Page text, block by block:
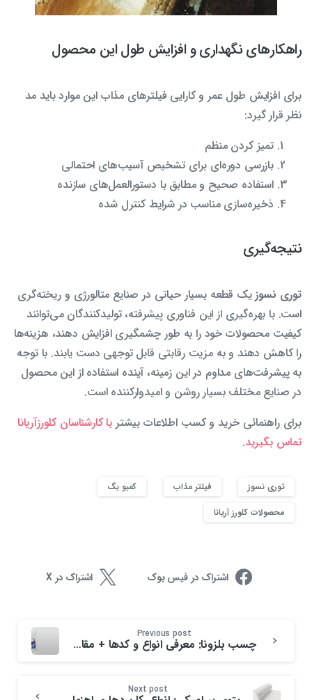
راهکارهای نگهداری و افزایش طول این محصول
برای افزایش طول عمر و کارایی فیلترهای مذاب این موارد باید مد
نظر قرار گیرد:
تمیز کردن منظم
بازرسی دوره‌ای برای تشخیص آسیب‌های احتمالی
استفاده صحیح و مطابق با دستورالعمل‌های سازنده
ذخیره‌سازی مناسب در شرایط کنترل شده
نتیجه‌گیری
توری نسوزیک قطعه بسیار حیاتی در صنایع متالورژی و ریخته‌گری
است. با بهره‌گیری از این فناوری پیشرفته، تولیدکنندگان می‌توانند
کیفیت محصولات خود را به طور چشمگیری افزایش دهند، هزینه‌ها
را کاهش دهند و به مزیت رقابتی قابل توجهی دست یابند. با توجه
به پیشرفت‌های مداوم در این زمینه، آینده استفاده از این محصول
در صنایع مختلف بسیار روشن و امیدوارکننده است.
برای راهنمائی خرید و کسب اطلاعات بیشتر با کارشناسان کلورزآریانا
تماس بگیرید.
توری نسوز فیلتر مذاب
کمبو بگ
محصولات کلورز آریانا
اشتراک در فیس بوک اشتراک در X
Previous post
چسب بلزونا: معرفی انواع و کدها + مقایسه و راهنمای انتخاب و خرید
Next post